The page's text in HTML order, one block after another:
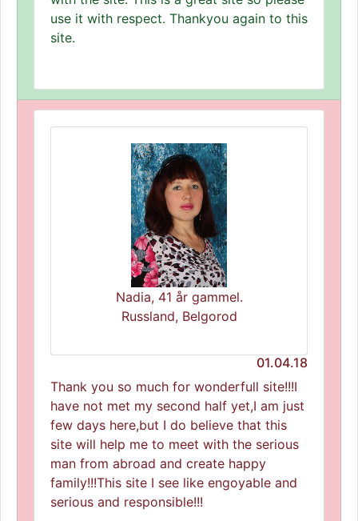
use it with respect. Thankyou again to this
site.
Nadia, 41 år gammel.
Russland, Belgorod
01.04.18
Thank you so much for wonderfull site!!!I
have not met my second half yet,I am just
few days here,but I do believe that this
site will help me to meet with the serious
man from abroad and create happy
family!!!This site I see like engoyable and
serious and responsible!!!